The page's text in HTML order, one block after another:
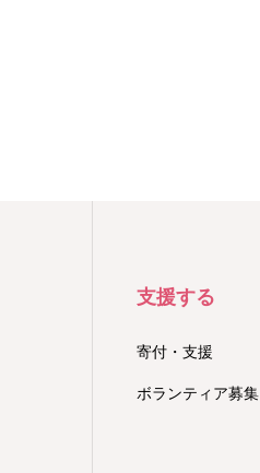
支援する
寄付・支援
ボランティア募集